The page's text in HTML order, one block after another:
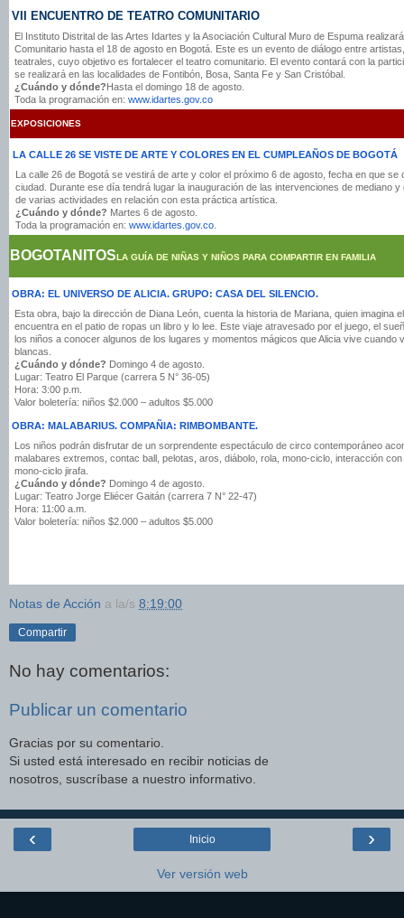
VII ENCUENTRO DE TEATRO COMUNITARIO
El Instituto Distrital de las Artes Idartes y la Asociación Cultural Muro de Espuma
Comunitario hasta el 18 de agosto en Bogotá. Este es un evento de diálogo entre
teatrales, cuyo objetivo es fortalecer el teatro comunitario. El evento contará con la
se realizará en las localidades de Fontibón, Bosa, Santa Fe y San Cristóbal.
¿Cuándo y dónde?Hasta el domingo 18 de agosto.
Toda la programación en: www.idartes.gov.co
EXPOSICIONES
LA CALLE 26 SE VISTE DE ARTE Y COLORES EN EL CUMPLEAÑOS DE BOGOTÁ
La calle 26 de Bogotá se vestirá de arte y color el próximo 6 de agosto, fecha en que se
ciudad. Durante ese día tendrá lugar la inauguración de las intervenciones de mediano
de varias actividades en relación con esta práctica artística.
¿Cuándo y dónde? Martes 6 de agosto.
Toda la programación en: www.idartes.gov.co
BOGOTANITOSLA GUÍA DE NIÑAS Y NIÑOS PARA COMPARTIR EN FAMILIA
OBRA: EL UNIVERSO DE ALICIA. GRUPO: CASA DEL SILENCIO.
Esta obra, bajo la dirección de Diana León, cuenta la historia de Mariana, quien imagina
encuentra en el patio de ropas un libro y lo lee. Este viaje atravesado por el juego, el
los niños a conocer algunos de los lugares y momentos mágicos que Alicia vive cuando
blancas.
¿Cuándo y dónde? Domingo 4 de agosto.
Lugar: Teatro El Parque (carrera 5 N° 36-05)
Hora: 3:00 p.m.
Valor boletería: niños $2.000 – adultos $5.000
OBRA: MALABARIUS. COMPAÑIA: RIMBOMBANTE.
Los niños podrán disfrutar de un sorprendente espectáculo de circo contemporáneo
malabares extremos, contac ball, pelotas, aros, diábolo, rola, mono-ciclo, interacción
mono-ciclo jirafa.
¿Cuándo y dónde? Domingo 4 de agosto.
Lugar: Teatro Jorge Eliécer Gaitán (carrera 7 N° 22-47)
Hora: 11:00 a.m.
Valor boletería: niños $2.000 – adultos $5.000
Notas de Acción a la/s 8:19:00
Compartir
No hay comentarios:
Publicar un comentario
Gracias por su comentario.
Si usted está interesado en recibir noticias de
nosotros, suscríbase a nuestro informativo.
‹ ›
Inicio
Ver versión web